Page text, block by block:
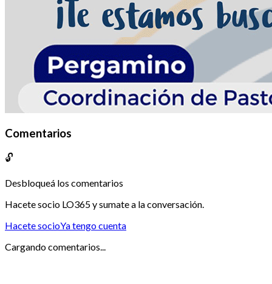
Comentarios
🔓
Desbloqueá los comentarios
Hacete socio LO365 y sumate a la conversación.
Hacete socioYa tengo cuenta
Cargando comentarios...